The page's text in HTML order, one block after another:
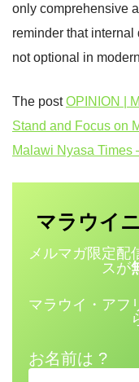
only comprehensive
reminder that
not optional in
The postOPINION |
Stand and Focus on
Malawi Nyasa Times
マラウイ
メルマガ限定配
スが
マラウイ・アフ
お名前は ?